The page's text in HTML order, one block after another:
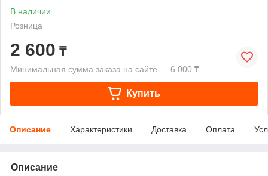
В наличии
Розница
2 600 ₸
Минимальная сумма заказа на сайте — 6 000 ₸
Купить
Описание Характеристики Доставка Оплата
Описание